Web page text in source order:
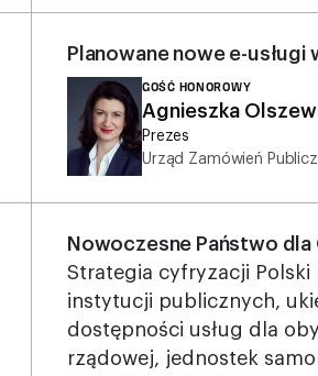
Planowane nowe e-
GOŚĆ HONOROWY
Agnieszka
Prezes
Urząd Zamówień
Nowoczesne Państwo
Strategia cyfryzacji
instytucji publicznych,
dostępności usług dla
rządowej, jednostek